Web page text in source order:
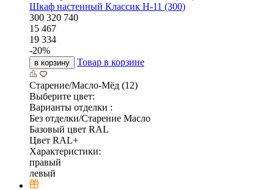
Шкаф настенный Классик Н-11 (300)
300 320 740
15 467
19 334
-20%
в корзину Товар в корзине
Старение/Масло-Мёд (12)
Выберите цвет:
Варианты отделки :
Без отделки/Старение Масло
Базовый цвет RAL
Цвет RAL+
Характеристики:
правый
левый